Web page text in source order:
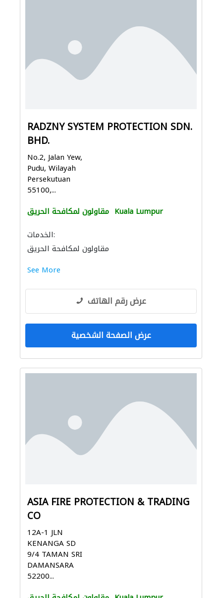
RADZNY SYSTEM PROTECTION SDN.
BHD.
No.2, Jalan Yew,
Pudu, Wilayah
Persekutuan
55100,...
مقاولون لمكافحة الحريق Kuala Lumpur
الخدمات:
مقاولون لمكافحة الحريق
See More
عرض رقم الهاتف
عرض الصفحة الشخصية
ASIA FIRE PROTECTION & TRADING
CO
12A-1 JLN
KENANGA SD
9/4 TAMAN SRI
DAMANSARA
52200...